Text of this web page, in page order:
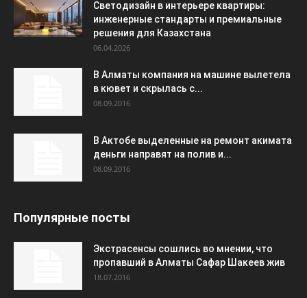
Светодизайн в интерьере квартиры:
инженерные стандарты и премиальные
решения для Казахстана
06.04.2026
В Алматы компания на машине вылетела
в кювет и скрылась с...
08.09.2016
В Актобе выделенные на ремонт акимата
деньги направят на полив и...
08.09.2016
Популярные посты
Экстрасенсы сошлись во мнении, что
пропавший в Алматы Сафар Шакеев жив
18.07.2016